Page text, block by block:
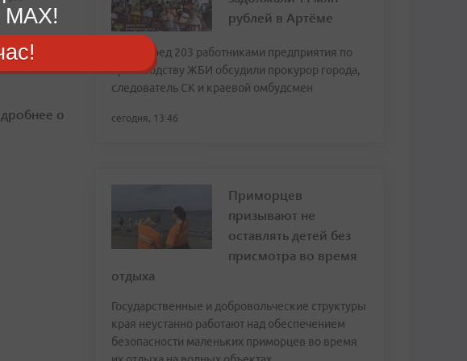
о
рублей в Артёме
Долг перед 203 работниками предприятия по
производству ЖБИ обсудили прокурор города,
следователь СК и краевой омбудсмен
сегодня, 13:46
Приморцев
призывают не
оставлять детей без
присмотра во время
отдыха
Государственные и добровольческие структуры
края неустанно работают над обеспечением
безопасности маленьких приморцев во время